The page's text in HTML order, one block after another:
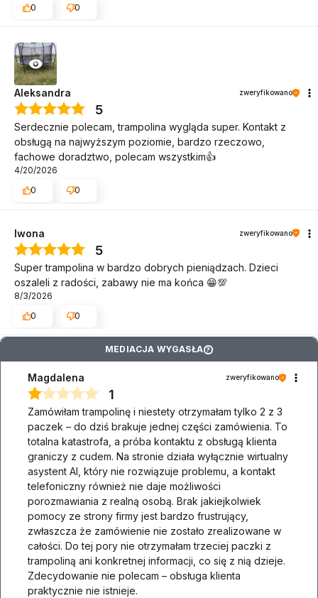
wypadnięciem, a solidna konstrukcja stanowi gwarancję
stabilności.
0
0
Aleksandra zweryfikowano
5
Serdecznie polecam, trampolina wygląda super. Kontakt z
obsługą na najwyższym poziomie, bardzo rzeczowo,
fachowe doradztwo, polecam wszystkim👍️
4/20/2026
0
0
Iwona zweryfikowano
5
Super trampolina w bardzo dobrych pieniądzach. Dzieci
oszaleli z radości, zabawy nie ma końca 😁💯
8/3/2026
0
0
MEDIACJA WYGASŁA ?
Magdalena zweryfikowano
1
Zamówiłam trampolinę i niestety otrzymałam tylko 2 z 3
paczek – do dziś brakuje jednej części zamówienia. To
totalna katastrofa, a próba kontaktu z obsługą klienta
graniczy z cudem. Na stronie działa wyłącznie wirtualny
asystent AI, który nie rozwiązuje problemu, a kontakt
telefoniczny również nie daje możliwości
porozmawiania z realną osobą. Brak jakiejkolwiek
pomocy ze strony firmy jest bardzo frustrujący,
zwłaszcza że zamówienie nie zostało zrealizowane w
całości. Do tej pory nie otrzymałam trzeciej paczki z
trampoliną ani konkretnej informacji, co się z nią dzieje.
Zdecydowanie nie polecam – obsługa klienta
praktycznie nie istnieje.